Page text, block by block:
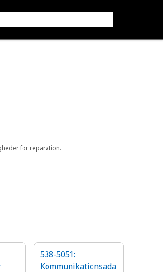
for reparation.
538-5051:
Kommunikationsada